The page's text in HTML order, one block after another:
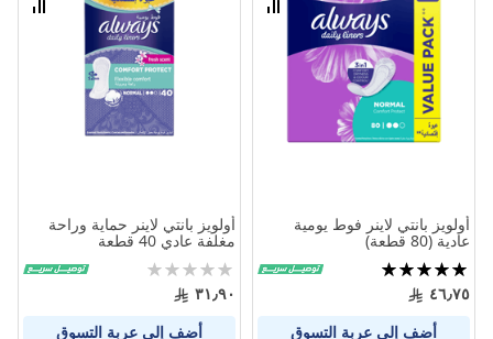
قارن
أولويز بانتي لاينر فوط يومية
عادية (80 قطعة)
تقييم:
100%
٤٦٫٧٥
أضف إلى عربة التسوق
قارن
أولويز بانتي لاينر حماية وراحة
مغلفة عادي 40 قطعة
Rating:
0%
٣١٫٩٠
أضف إلى عربة التسوق